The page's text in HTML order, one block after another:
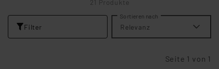
21 Produkte
Filter
Sortieren nach
Relevanz
Seite 1 von 1